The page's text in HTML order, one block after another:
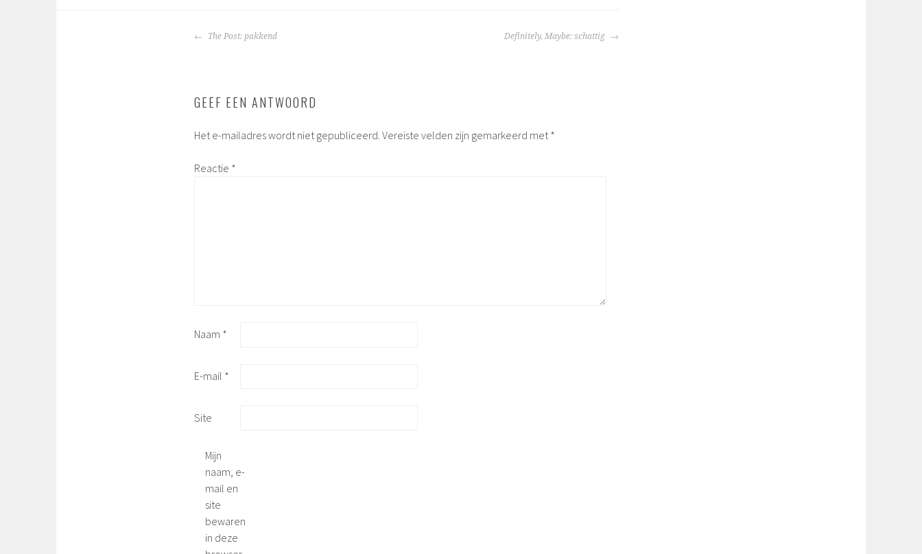
BERICHTNAVIGATIE
The Post: pakkend Definitely, Maybe: schattig
GEEF EEN ANTWOORD
Het e-mailadres wordt niet gepubliceerd. Vereiste velden zijn gemarkeerd met*
Reactie *
Naam *
E-mail *
Site
Mijn
naam, e-
mail en
site
bewaren
in deze